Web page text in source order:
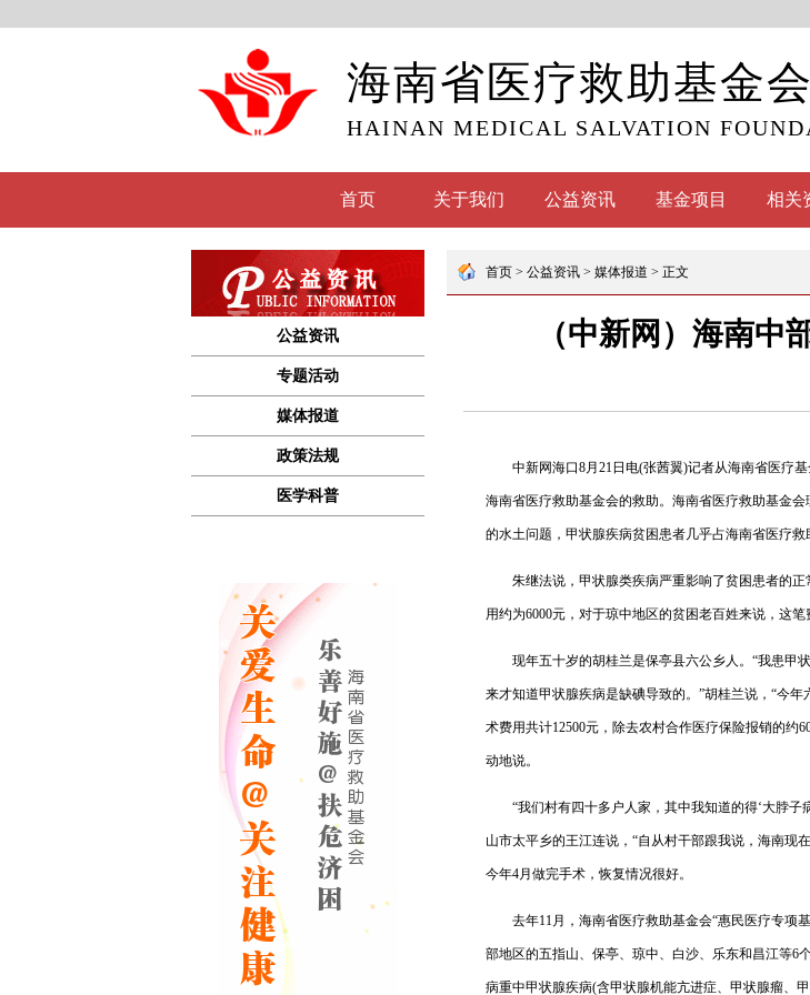
海南省医疗救助基金会
HAINAN MEDICAL SALVATION
首页 关于我们 公益资讯 基金项目 相关
公益资讯
专题活动
媒体报道
政策法规
医学科普